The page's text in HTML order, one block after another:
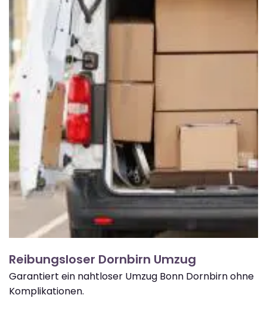
Reibungsloser Dornbirn Umzug
Garantiert ein nahtloser Umzug Bonn Dornbirn ohne
Komplikationen.